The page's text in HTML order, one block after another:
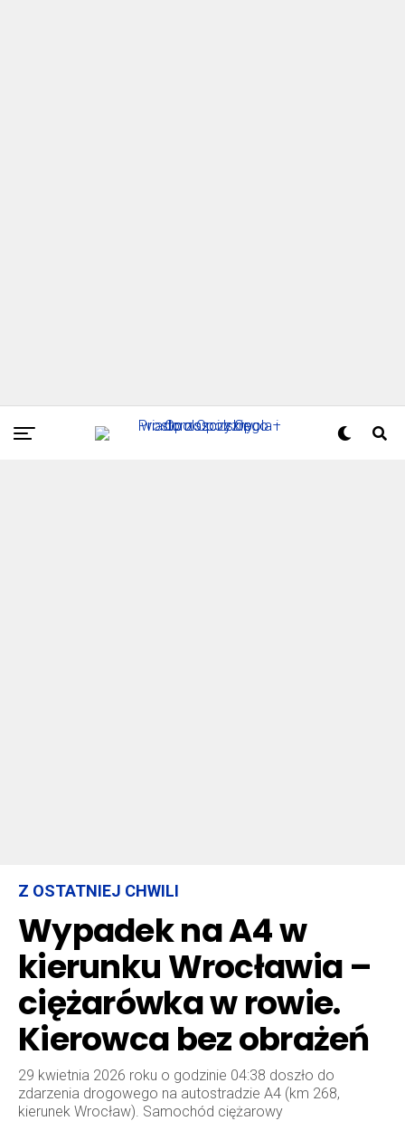
Z OSTATNIEJ CHWILI
Wypadek na A4 w
kierunku Wrocławia –
ciężarówka w rowie.
Kierowca bez obrażeń
29 kwietnia 2026 roku o godzinie 04:38 doszło do
zdarzenia drogowego na autostradzie A4 (km 268,
kierunek Wrocław). Samochód ciężarowy